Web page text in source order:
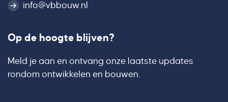
info@vbbouw.nl
Op de hoogte blijven?
Meld je aan en ontvang onze laatste updates
rondom ontwikkelen en bouwen.